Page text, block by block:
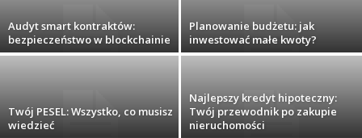
Audyt smart kontraktów:
bezpieczeństwo w blockchainie
Planowanie budżetu: jak
inwestować małe kwoty?
Twój PESEL: Wszystko, co musisz
wiedzieć
Najlepszy kredyt hipoteczny:
Twój przewodnik po zakupie
nieruchomości